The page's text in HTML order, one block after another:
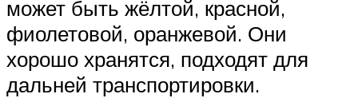
может быть жёлтой, красной,
фиолетовой, оранжевой. Они
хорошо хранятся, подходят для
дальней транспортировки.